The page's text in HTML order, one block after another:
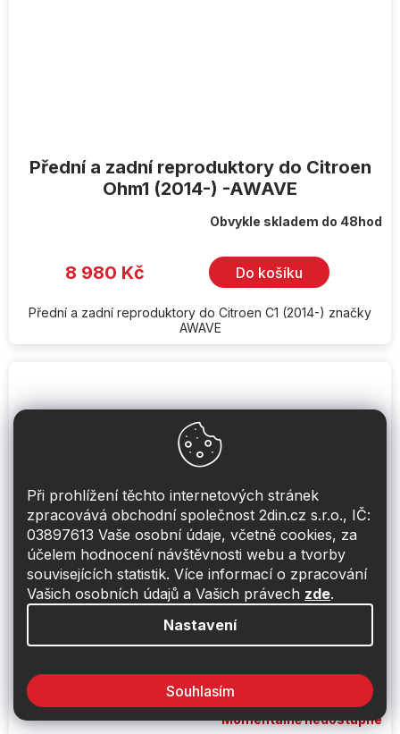
Při prohlížení těchto internetových stránek
zpracovává obchodní společnost 2din.cz s.r.o., IČ:
03897613 Vaše osobní údaje, včetně cookies, za
účelem hodnocení návštěvnosti webu a tvorby
souvisejících statistik. Více informací o zpracování
Vašich osobních údajů a Vašich právech zde.
Nastavení
Souhlasím
Přední a zadní reproduktory do Citroen
Ohm1 (2014-) -AWAVE
Obvykle skladem do 48hod
8 980 Kč Do košíku
Přední a zadní reproduktory do Citroen С1 (2014-) značky
AWAVE
C4 Cactus (2014-) - FOCAL
Momentálně nedostupné